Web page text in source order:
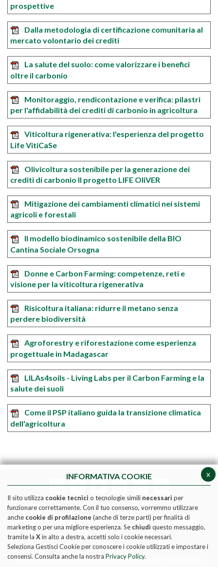
prospettive
Dalla metodologia di certificazione comunitaria al
mercato volontario dei crediti
La salute del suolo: come valorizzare i benefici
oltre il carbonio
Monitoraggio, rendicontazione e verifica: pilastri
per l'affidabilità dei crediti di carbonio in agricoltura
Viticoltura rigenerativa: l'esperienza del progetto
Life VitiCaSe
Olivicoltura sostenibile per la generazione dei
crediti di carbonio Il progetto LIFE OliVER
Mitigazione dei cambiamenti climatici nei sistemi
agricoli e forestali
Il modello biodinamico sostenibile della BIO
Cantina Sociale Orsogna
Donne e Carbon Farming: competenze, reti e
visione per la viticoltura rigenerativa
Risicoltura italiana: ridurre il metano senza
perdere biodiversità
Agroforestry e riforestazione come esperienza
progettuale in Madagascar
LILAs4soils - Living Labs per il Carbon Farming e la
salute dei suoli
Come il PSP italiano guida la transizione climatica
dell'agricoltura
Pubblicazione realizzata con il contributo FEASR (Fondo
europeo per l'agricoltura e lo sviluppo rurale) nell'ambito
x
INFORMATIVA COOKIE
Il sito utilizza cookie tecnici o tecnologie simili necessari per
funzionare correttamente. Con il tuo consenso, vorremmo utilizzare
anche cookie di profilazione (anche di terze parti) per finalità di
marketing o per una migliore esperienza. Se chiudi questo messaggio,
tramite la Xin alto a destra, accetti solo i cookie necessari.
Seleziona Gestisci Cookie per conoscere i cookie utilizzati e impostare i
consensi. Consulta anche la nostra Privacy Policy.